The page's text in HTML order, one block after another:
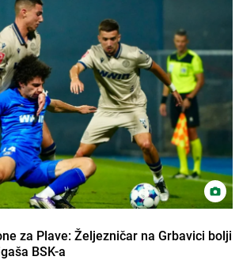
za Plave: Željezničar na Grbavici bolji
BSK-a